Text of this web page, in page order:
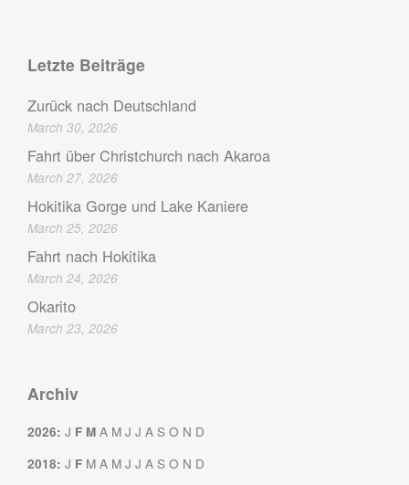
Letzte Beiträge
Zurück nach Deutschland
March 30, 2026
Fahrt über Christchurch nach Akaroa
March 27, 2026
Hokitika Gorge und Lake Kaniere
March 25, 2026
Fahrt nach Hokitika
March 24, 2026
Okarito
March 23, 2026
Archiv
2026: J F M A M J J A S O N D
2018: J F M A M J J A S O N D